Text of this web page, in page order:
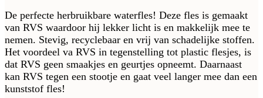
De perfecte herbruikbare waterfles! Deze fles is gemaakt
van RVS waardoor hij lekker licht is en makkelijk mee te
nemen. Stevig, recyclebaar en vrij van schadelijke stoffen.
Het voordeel va RVS in tegenstelling tot plastic flesjes, is
dat RVS geen smaakjes en geurtjes opneemt. Daarnaast
kan RVS tegen een stootje en gaat veel langer mee dan een
kunststof fles!